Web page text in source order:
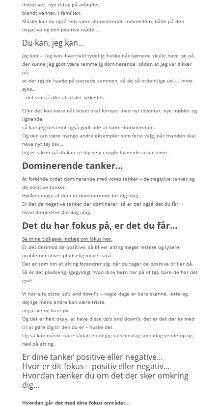
initiativer, nye tiltag på arbejdet,
blandt venner, i familien.
Måske kan du også selv være dominerende indimellem, både på den
negative og den positive måde…
Du kan, jeg kan…
Jeg kan– Jeg kan ihvertfald tydeligt huske når børnene skulle have tøj på,
der kunne jeg godt være temmelig dominerende, sådan at jeg var sikker
på,
at det tøj de havde på passede sammen, så de så ordentlige ud –i mine
øjne…
– det var så ikke altid det lykkedes.
Eller det kan være når huset skal fornyes med nyt inventar, nye møbler og
lignende,
så kan jeg bestemt også godt lide at være dominerende.
Og der kan være mange andre eksempler som ferie valg, når manden skal
have nyt tøj osv…
Jeg er sikker på du kan se dig selv i nogle lignende situationer.
Dominerende tanker…
At forbinde ordet dominerende med vores tanker – de negative tanker og
de positive tanker.
Hvilken nogle af dem er dominerende for dig idag…
Er det de negative tanker der dominerer, så er det også det du får.
Hvad dominerer din dag idag.
Det du har fokus på, er det du får…
Se mine tidligere indlæg om fokus her.
Er det derimod de positive, så bliver alting meget lettere og lysere,
problemer bliver pludselig meget små.
Det er som om at alting forandrer sig, når du tager de positive briller på.
Så er det pludselig ligegyldigt hvad dine børn har på af tøj, bare de har det
godt.
Vi har alle disse up’s and down’s – nogle dage er bare skønne, lette og
dejlige mens andre kan være triste,
negative og bare øv.
Og det er helt okay, at have disse up’s and down’s, det er det der er med
til at gøre dig til den du er – huske det.
Og så kan måske bare sådan en dejlig solskinsdag som idag vende op og
ned på alting.
Er dine tanker positive eller negative…
Hvor er dit fokus – positiv eller negativ…
Hvordan tænker du om det der sker omkring
dig…
Hvordan går det med dine fokus områder…